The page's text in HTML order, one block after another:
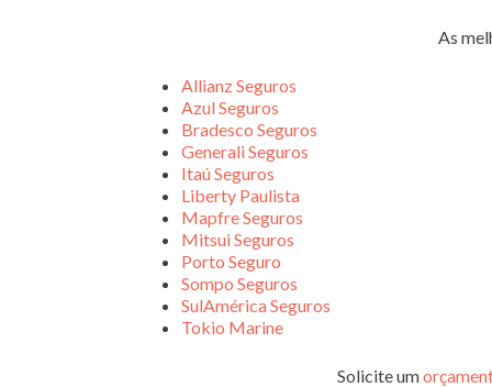
As
Allianz Seguros
Azul Seguros
Bradesco Seguros
Generali Seguros
Itaú Seguros
Liberty Paulista
Mapfre Seguros
Mitsui Seguros
Porto Seguro
Sompo Seguros
SulAmérica Seguros
Tokio Marine
Solicite um